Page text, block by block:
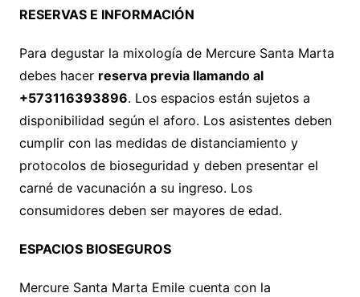
RESERVAS E INFORMACIÓN
Para degustar la mixología de Mercure Santa Marta
debes hacer reserva previa llamando al
+573116393896. Los espacios están sujetos a
disponibilidad según el aforo. Los asistentes deben
cumplir con las medidas de distanciamiento y
protocolos de bioseguridad y deben presentar el
carné de vacunación a su ingreso. Los
consumidores deben ser mayores de edad.
ESPACIOS BIOSEGUROS
Mercure Santa Marta Emile cuenta con la